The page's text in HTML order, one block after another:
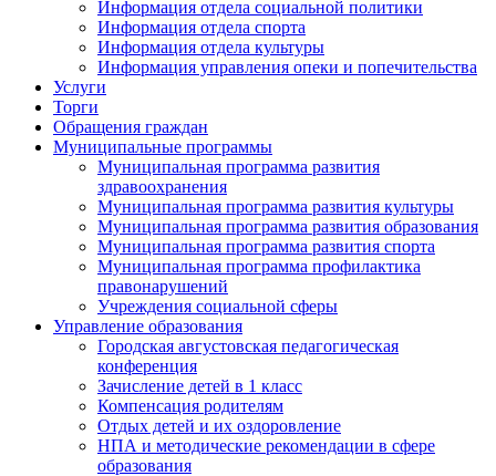
Информация отдела социальной политики
Информация отдела спорта
Информация отдела культуры
Информация управления опеки и попечительства
Услуги
Торги
Обращения граждан
Муниципальные программы
Муниципальная программа развития
здравоохранения
Муниципальная программа развития культуры
Муниципальная программа развития образования
Муниципальная программа развития спорта
Муниципальная программа профилактика
правонарушений
Учреждения социальной сферы
Управление образования
Городская августовская педагогическая
конференция
Зачисление детей в 1 класс
Компенсация родителям
Отдых детей и их оздоровление
НПА и методические рекомендации в сфере
образования